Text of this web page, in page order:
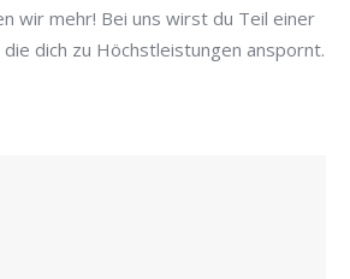
wir mehr! Bei uns wirst du Teil einer
dich zu Höchstleistungen anspornt.